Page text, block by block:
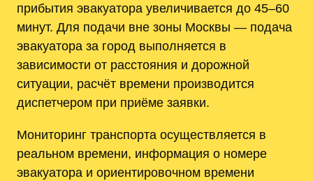
прибытия эвакуатора увеличивается до 45–60
минут. Для подачи вне зоны Москвы — подача
эвакуатора за город выполняется в
зависимости от расстояния и дорожной
ситуации, расчёт времени производится
диспетчером при приёме заявки.
Мониторинг транспорта осуществляется в
реальном времени, информация о номере
эвакуатора и ориентировочном времени